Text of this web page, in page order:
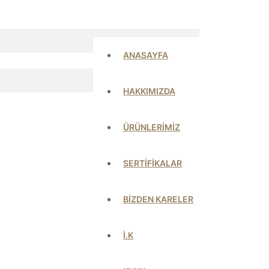
ANASAYFA
HAKKIMIZDA
ÜRÜNLERİMİZ
SERTİFİKALAR
BİZDEN KARELER
İ.K